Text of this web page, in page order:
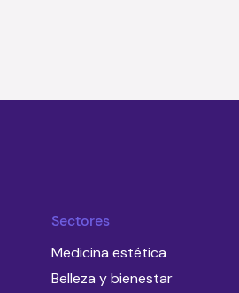
Sectores
Medicina estética
Belleza y bienestar